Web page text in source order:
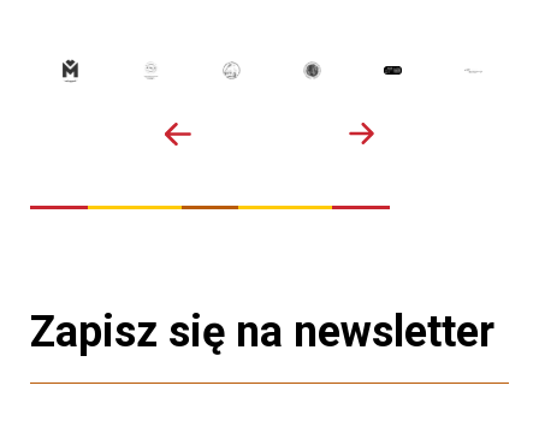
Zapisz się na newsletter